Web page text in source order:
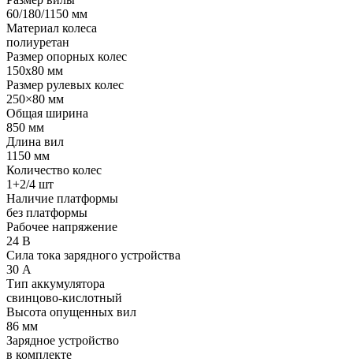
60/180/1150 мм
Материал колеса
полиуретан
Размер опорных колес
150х80 мм
Размер рулевых колес
250×80 мм
Общая ширина
850 мм
Длина вил
1150 мм
Количество колес
1+2/4 шт
Наличие платформы
без платформы
Рабочее напряжение
24 В
Сила тока зарядного устройства
30 А
Тип аккумулятора
свинцово-кислотный
Высота опущенных вил
86 мм
Зарядное устройство
в комплекте